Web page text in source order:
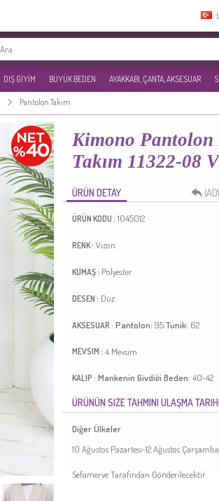
DIŞ GİYİM BÜYÜK BEDEN AYAKKABI, ÇANTA, AKSESUAR
> Pantolon Takım
Kimono
Takım 11322-08
ÜRÜN DETAY
ÜRÜN KODU : 1045012
RENK : Vizon
KUMAŞ : Polyester
DESEN : Düz
AKSESUAR : Pantolon: 95Tunik: 62
MEVSIM : 4 Mevsim
KALIP : Mankenin Giydiği Beden: 40-42
Vizon renktedir. Polyester kumaş. Sade.
tercih edebilirsiniz. Mankenin giydiği
Türkiye'de üretilmiştir.
BASEN: 98,BEL: 71,GÖĞÜS: 85,BOY:
ÜRÜNÜN SIZE TAHMINI ULAŞMA
Diğer Ülkeler
10 Ağustos Pazartesi-12 Ağustos Çarşamba
Sefamerve Tarafından Gönderilecektir.